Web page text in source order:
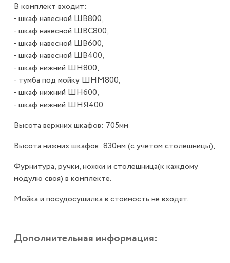
В комплект входит:
- шкаф навесной ШВ800,
- шкаф навесной ШВС800,
- шкаф навесной ШВ600,
- шкаф навесной ШВ400,
- шкаф нижний ШН800,
- тумба под мойку ШНМ800,
- шкаф нижний ШН600,
- шкаф нижний ШНЯ400
Высота верхних шкафов: 705мм
Высота нижних шкафов: 830мм (с учетом столешницы),
Фурнитура, ручки, ножки и столешница(к каждому
модулю своя) в комплекте.
Мойка и посудосушилка в стоимость не входят.
Дополнительная информация: